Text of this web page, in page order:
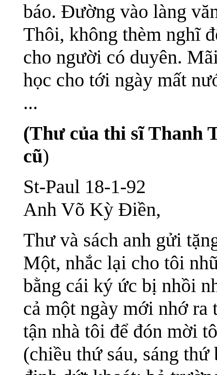
báo. Đường vào làng
Thôi, không thèm nghĩ
cho người có duyên.
học cho tới ngày mất
...
(Thư của thi sĩ Thanh
cũ)
St-Paul 18-1-92
Anh Võ Kỳ Điền,
Thư và sách anh gửi
Một, nhắc lại cho tôi
bằng cái ký ức bị nhồi
cả một ngày mới nhớ ra
tận nhà tôi để đón mời
(chiều thứ sáu, sáng